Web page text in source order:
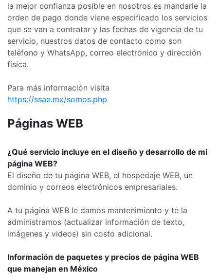
la mejor confianza posible en nosotros es mandarle la
orden de pago donde viene especificado los servicios
que se van a contratar y las fechas de vigencia de tu
servicio, nuestros datos de contacto como son
teléfono y WhatsApp, correo electrónico y dirección
física.
Para más información visita
https://ssae.mx/somos.php
Páginas WEB
¿Qué servicio incluye en el diseño y desarrollo de mi
página WEB?
El diseño de tu página WEB, el hospedaje WEB, un
dominio y correos electrónicos empresariales.
A tu página WEB le damos mantenimiento y te la
administramos (actualizar información de texto,
imágenes y videos) sin costo adicional.
Información de paquetes y precios de página WEB
que manejan en México